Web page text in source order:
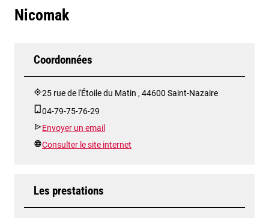
Nicomak
Coordonnées
25 rue de l'Étoile du Matin , 44600 Saint-Nazaire
04-79-75-76-29
Envoyer un email
Consulter le site internet
Les prestations